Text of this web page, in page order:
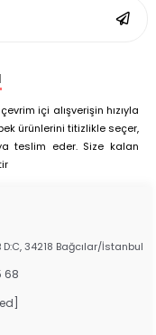
içi alışverişin hızıyla
ürünlerini titizlikle seçer,
teslim eder. Size kalan
D:C, 34218 Bağcılar/İstanbul
68